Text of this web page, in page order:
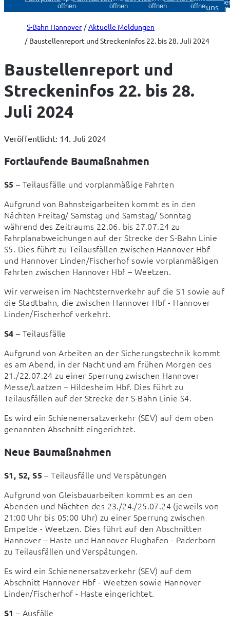
öffnen
öffnen
öffnen
öffnenuns
S-Bahn Hannover
Aktuelle Meldungen
Baustellenreport und Streckeninfos 22. bis 28. Juli 2024
Baustellenreport und
Streckeninfos 22. bis 28.
Juli 2024
Veröffentlicht: 14. Juli 2024
Fortlaufende Baumaßnahmen
S5 – Teilausfälle und vorplanmäßige Fahrten
Aufgrund von Bahnsteigarbeiten kommt es in den
Nächten Freitag/ Samstag und Samstag/ Sonntag
während des Zeitraums 22.06. bis 27.07.24 zu
Fahrplanabweichungen auf der Strecke der S-Bahn Linie
S5. Dies führt zu Teilausfällen zwischen Hannover Hbf
und Hannover Linden/Fischerhof sowie vorplanmäßigen
Fahrten zwischen Hannover Hbf – Weetzen.
Wir verweisen im Nachtsternverkehr auf die S1 sowie auf
die Stadtbahn, die zwischen Hannover Hbf - Hannover
Linden/Fischerhof verkehrt.
S4 – Teilausfälle
Aufgrund von Arbeiten an der Sicherungstechnik kommt
es am Abend, in der Nacht und am frühen Morgen des
21./22.07.24 zu einer Sperrung zwischen Hannover
Messe/Laatzen – Hildesheim Hbf. Dies führt zu
Teilausfällen auf der Strecke der S-Bahn Linie S4.
Es wird ein Schienenersatzverkehr (SEV) auf dem oben
genannten Abschnitt eingerichtet.
Neue Baumaßnahmen
S1, S2, S5 – Teilausfälle und Verspätungen
Aufgrund von Gleisbauarbeiten kommt es an den
Abenden und Nächten des 23./24./25.07.24 (jeweils von
21:00 Uhr bis 05:00 Uhr) zu einer Sperrung zwischen
Empelde - Weetzen. Dies führt auf den Abschnitten
Hannover – Haste und Hannover Flughafen - Paderborn
zu Teilausfällen und Verspätungen.
Es wird ein Schienenersatzverkehr (SEV) auf dem
Abschnitt Hannover Hbf - Weetzen sowie Hannover
Linden/Fischerhof - Haste eingerichtet.
S1 – Ausfälle